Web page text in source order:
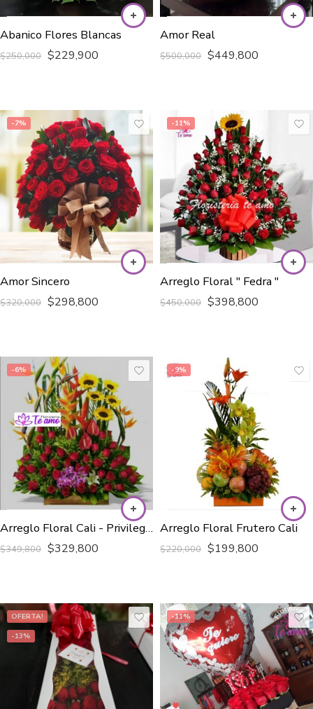
Abanico Flores Blancas
$250,000 $229,900
Amor Real
$500,000 $449,800
-7%
Amor Sincero
$320,000 $298,800
-11%
Arreglo Floral " Fedra "
$450,000 $398,800
-6%
Arreglo Floral Cali - Privilegio de Amor
$349,800 $329,800
-9%
Arreglo Floral Frutero Cali
$220,000 $199,800
OFERTA!
-13%
-11%